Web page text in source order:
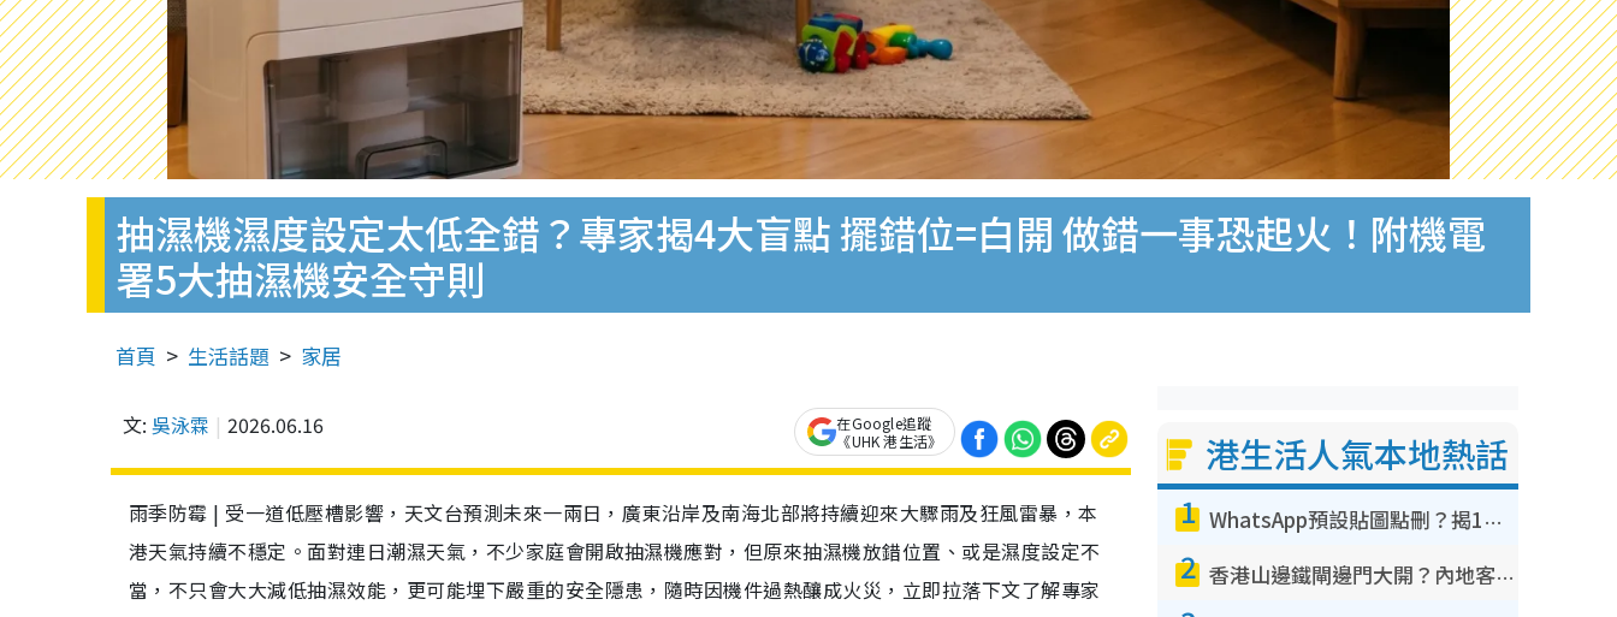
抽濕機濕度設定太低全錯？專家揭4大盲點 擺錯位=白開 做錯一事恐起火！附機電
署5大抽濕機安全守則
首頁 生活話題 家居
文: 吳泳霖 2026.06.16
在Google追蹤
《UHK 港生活》
雨季防霉 | 受一道低壓槽影響，天文台預測未來一兩日，廣東沿岸及南海北部將持續迎來大驟雨及狂風雷暴，本
港天氣持續不穩定。面對連日潮濕天氣，不少家庭會開啟抽濕機應對，但原來抽濕機放錯位置、或是濕度設定不
當，不只會大大減低抽濕效能，更可能埋下嚴重的安全隱患，隨時因機件過熱釀成火災，立即拉落下文了解專家
港生活人氣本地熱話
1 WhatsApp預設貼圖點刪？揭1招「反向操作」還原簡潔介面 附3步實測教學
2 香港山邊鐵閘邊門大開？內地客困惑意義何在！網民神回覆：呢種叫法理性防禦